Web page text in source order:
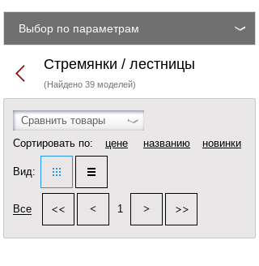
Выбор по параметрам
Стремянки / лестницы
(Найдено 39 моделей)
Сравнить товары
Сортировать по:
цене названию новинки
Вид:
Все 1